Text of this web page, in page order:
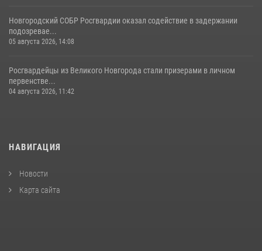
Новгородский СОБР Росгвардии оказал содействие в задержании
подозревае...
05 августа 2026, 14:08
Росгвардейцы из Великого Новгорода стали призерами в личном
первенстве...
04 августа 2026, 11:42
НАВИГАЦИЯ
Новости
Карта сайта